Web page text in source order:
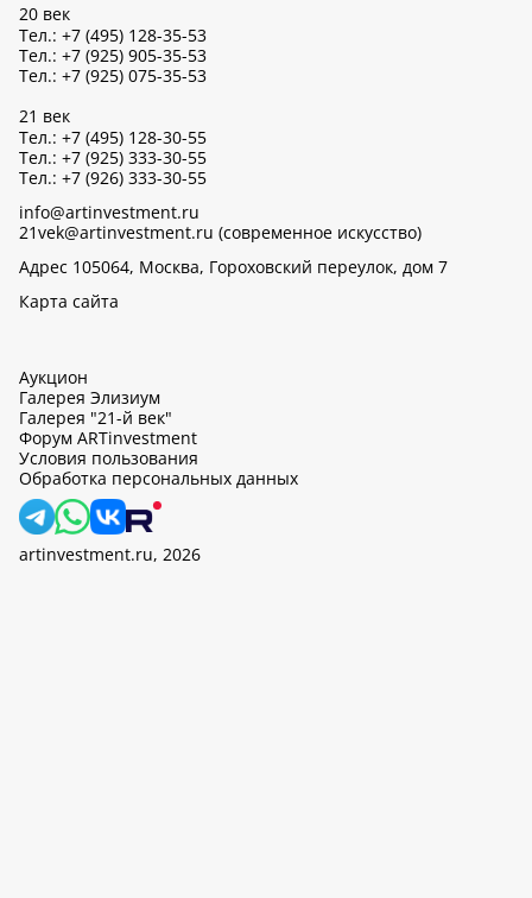
20 век
Тел.: +7 (495) 128-35-53
Тел.: +7 (925) 905-35-53
Тел.: +7 (925) 075-35-53
21 век
Тел.: +7 (495) 128-30-55
Тел.: +7 (925) 333-30-55
Тел.: +7 (926) 333-30-55
info@artinvestment.ru
21vek@artinvestment.ru (современное искусство)
Адрес 105064, Москва, Гороховский переулок, дом 7
Карта сайта
Аукцион
Галерея Элизиум
Галерея "21-й век"
Форум ARTinvestment
Условия пользования
Обработка персональных данных
artinvestment.ru, 2026